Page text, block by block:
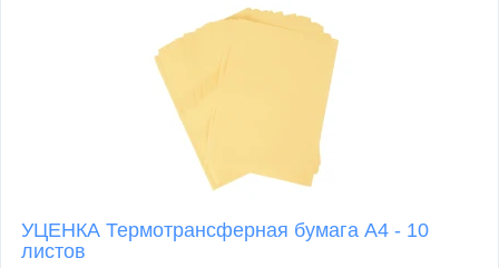
УЦЕНКА Термотрансферная бумага А4 - 10
листов